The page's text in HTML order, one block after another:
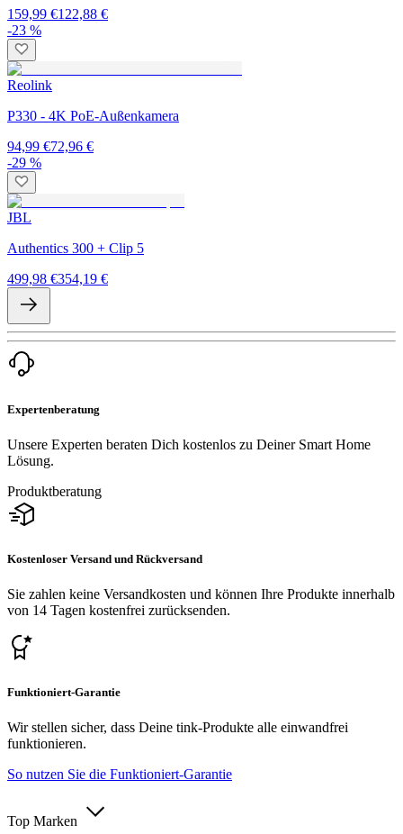
159,99 €122,88 €
-23 %
Reolink
P330 - 4K PoE-Außenkamera
94,99 €72,96 €
-29 %
JBL
Authentics 300 + Clip 5
499,98 €354,19 €
Expertenberatung
Unsere Experten beraten Dich kostenlos zu Deiner Smart Home
Lösung.
Produktberatung
Kostenloser Versand und Rückversand
Sie zahlen keine Versandkosten und können Ihre Produkte innerhalb
von 14 Tagen kostenfrei zurücksenden.
Funktioniert-Garantie
Wir stellen sicher, dass Deine tink-Produkte alle einwandfrei
funktionieren.
So nutzen Sie die Funktioniert-Garantie
Top Marken